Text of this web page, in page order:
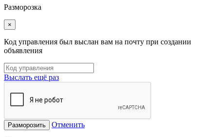
Разморозка
×
Код управления был выслан вам на почту при создании
объявления
Выслать ещё раз
Разморозить Отменить